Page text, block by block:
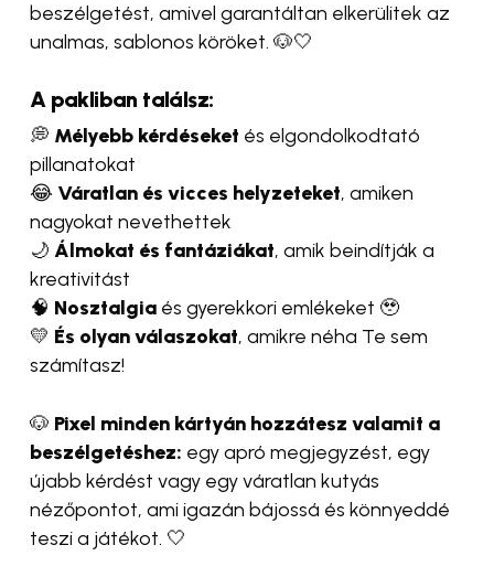
beszélgetést, amivel garantáltan elkerülitek az
unalmas, sablonos köröket. 🐶🤍
A pakliban találsz:
💭 Mélyebb kérdéseket és elgondolkodtató
pillanatokat
😂 Váratlan és vicces helyzeteket, amiken
nagyokat nevethettek
🌙 Álmokat és fantáziákat, amik beindítják a
kreativitást
🧠 Nosztalgia és gyerekkori emlékeket 🥹
💛 És olyan válaszokat, amikre néha Te sem
számítasz!
🐶 Pixel minden kártyán hozzátesz valamit a
beszélgetéshez: egy apró megjegyzést, egy
újabb kérdést vagy egy váratlan kutyás
nézőpontot, ami igazán bájossá és könnyeddé
teszi a játékot. 🤍